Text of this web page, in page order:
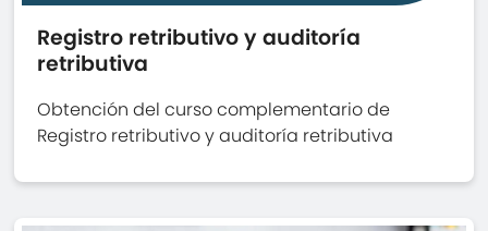
Registro retributivo y auditoría
retributiva
Obtención del curso complementario de
Registro retributivo y auditoría retributiva